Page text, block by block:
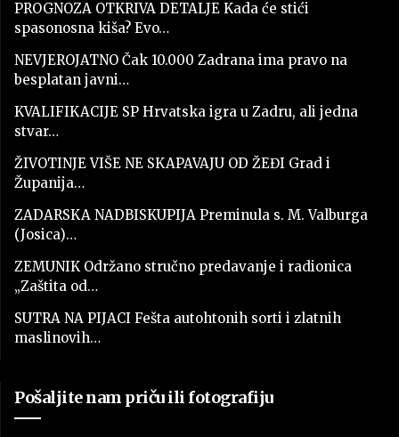
PROGNOZA OTKRIVA DETALJE Kada će stići
spasonosna kiša? Evo…
NEVJEROJATNO Čak 10.000 Zadrana ima pravo na
besplatan javni…
KVALIFIKACIJE SP Hrvatska igra u Zadru, ali jedna
stvar…
ŽIVOTINJE VIŠE NE SKAPAVAJU OD ŽEĐI Grad i
Županija…
ZADARSKA NADBISKUPIJA Preminula s. M. Valburga
(Josica)…
ZEMUNIK Održano stručno predavanje i radionica
„Zaštita od…
SUTRA NA PIJACI Fešta autohtonih sorti i zlatnih
maslinovih…
Pošaljite nam priču ili fotografiju